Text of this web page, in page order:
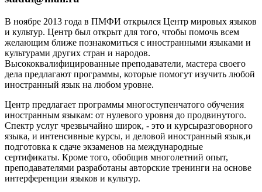
В ноябре 2013 года в ПМФИ открылся Центр мировых языков
и культур. Центр был открыт для того, чтобы помочь всем
желающим ближе познакомиться с иностранными языками и
культурами других стран и народов.
Высококвалифицированные преподаватели, мастера своего
дела предлагают программы, которые помогут изучить любой
иностранный язык на любом уровне.
Центр предлагает программы многоступенчатого обучения
иностранным языкам: от нулевого уровня до продвинутого.
Спектр услуг чрезвычайно широк, - это и курсыразговорного
языка, и интенсивные курсы, и деловой иностранный язык,и
подготовка к сдаче экзаменов на международные
сертификаты. Кроме того, обобщив многолетний опыт,
преподавателями разработаны авторские тренинги на основе
интерференции языков и культур.